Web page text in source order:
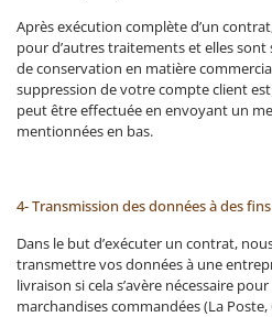
Après exécution complète d’un
pour d’autres traitements et elles
de conservation en matière
suppression de votre compte client
peut être effectuée en envoyant un
mentionnées en bas.
4- Transmission des données à des
Dans le but d’exécuter un contrat,
transmettre vos données à une
livraison si cela s’avère nécessaire
marchandises commandées (La